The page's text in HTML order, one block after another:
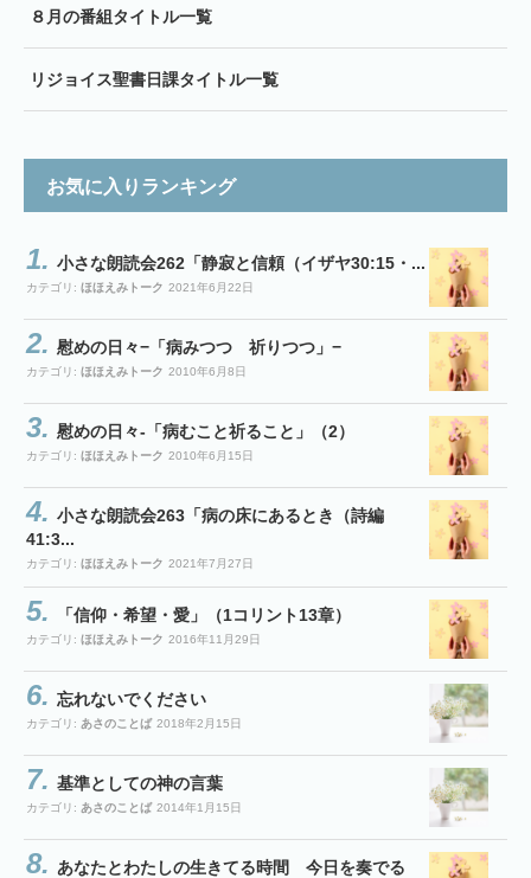
８月の番組タイトル一覧
リジョイス聖書日課タイトル一覧
お気に入りランキング
小さな朗読会262「静寂と信頼（イザヤ30:15・...
カテゴリ: ほほえみトーク 2021年6月22日
慰めの日々−「病みつつ 祈りつつ」−
カテゴリ: ほほえみトーク 2010年6月8日
慰めの日々-「病むこと祈ること」（2）
カテゴリ: ほほえみトーク 2010年6月15日
小さな朗読会263「病の床にあるとき（詩編
41:3...
カテゴリ: ほほえみトーク 2021年7月27日
「信仰・希望・愛」（1コリント13章）
カテゴリ: ほほえみトーク 2016年11月29日
忘れないでください
カテゴリ: あさのことば 2018年2月15日
基準としての神の言葉
カテゴリ: あさのことば 2014年1月15日
あなたとわたしの生きてる時間 今日を奏でる